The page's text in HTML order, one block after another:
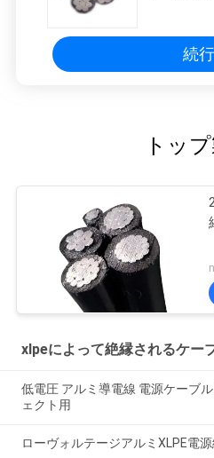
続行
トッ
xlpeによって絶縁されるケー
低電圧 アルミ導電線 電源ケーブ
ェクト用
ローヴォルテージアルミXLPE電